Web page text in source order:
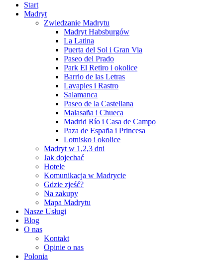
Start
Madryt
Zwiedzanie Madrytu
Madryt Habsburgów
La Latina
Puerta del Sol i Gran Via
Paseo del Prado
Park El Retiro i okolice
Barrio de las Letras
Lavapies i Rastro
Salamanca
Paseo de la Castellana
Malasaña i Chueca
Madrid Río i Casa de Campo
Paza de España i Princesa
Lotnisko i okolice
Madryt w 1,2,3 dni
Jak dojechać
Hotele
Komunikacja w Madrycie
Gdzie zjeść?
Na zakupy
Mapa Madrytu
Nasze Usługi
Blog
O nas
Kontakt
Opinie o nas
Polonia